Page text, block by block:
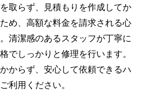
取らず、見積もりを作成してか
め、高額な料金を請求される心
清潔感のあるスタッフが丁寧に
でしっかりと修理を行います。
からず、安心して依頼できるハ
利用ください。